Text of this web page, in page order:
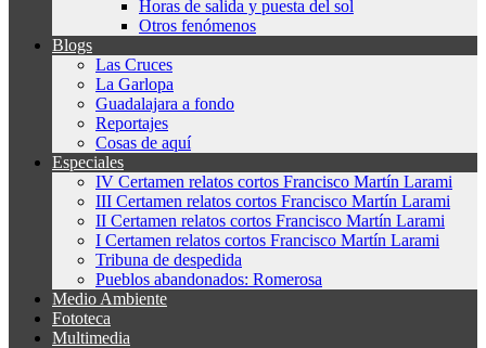
Horas de salida y puesta del sol
Otros fenómenos
Blogs
Las Cruces
La Garlopa
Guadalajara a fondo
Reportajes
Cosas de aquí
Especiales
IV Certamen relatos cortos Francisco Martín Larami
III Certamen relatos cortos Francisco Martín Larami
II Certamen relatos cortos Francisco Martín Larami
I Certamen relatos cortos Francisco Martín Larami
Tribuna de despedida
Pueblos abandonados: Romerosa
Medio Ambiente
Fototeca
Multimedia